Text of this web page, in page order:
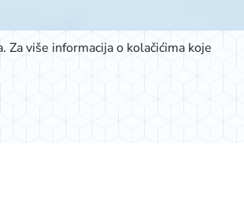
više informacija o kolačićima koje